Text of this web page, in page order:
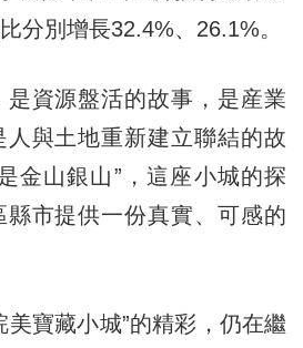
分別增長32.4%、26.1%。
資源盤活的故事，是産業
與土地重新建立聯結的故
金山銀山”，這座小城的探
市提供一份真實、可感的
寶藏小城”的精彩，仍在繼